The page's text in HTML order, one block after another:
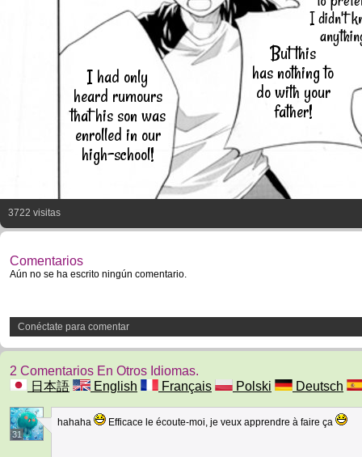
But this
has nothing to
do with your
father!
I didn't
I had only
heard rumours
that his son was
enrolled in our
high-school!
3722 visitas
Comentarios
Aún no se ha escrito ningún comentario.
Conéctate para comentar
2 Comentarios En Otros Idiomas.
日本語
English Français Polski Deutsch
31
hahaha Efficace le écoute-moi, je veux apprendre à faire ça